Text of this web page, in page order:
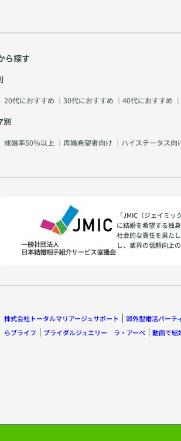
ら探す
20代におすすめ ｜ 30代におすすめ ｜ 40代におすすめ ｜
別
成婚率50％以上 ｜ 再婚希望者向け ｜ ハイステータス向
「JMIC（ジェイミ
に結婚を希望する独
社会的な責任を果た
し、業界の信頼向上
株式会社トータルマリアージュサポート 郊外型婚活パーテ
らブライフ
ブライダルジュエリー ラ・アーペ 動画で結